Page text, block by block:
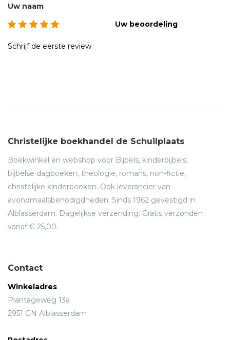
Arjan Houwaart (1961) startte in 1981 als jongste horeca-
ondernemer van Nederland met zijn vrouw Els het
eigenaar en chef kok kreeg dit restaurant de titel leerbedrijf
kookdocent/teamleider op het Teylingen College te
Uw naam
Uw beoordeling
Schrijf de eerste review
Christelijke boekhandel de Schuilplaats
Boekwinkel en webshop voor Bijbels, kinderbijbels,
bijbelse dagboeken, theologie, romans, non-fictie,
christelijke kinderboeken. Ook leverancier van
avondmaalsbenodigdheden. Sinds 1962 gevestigd in
Alblasserdam. Dagelijkse verzending. Gratis verzonden
vanaf € 25,00.
Contact
Winkeladres
Plantageweg 13a
2951 GN Alblasserdam